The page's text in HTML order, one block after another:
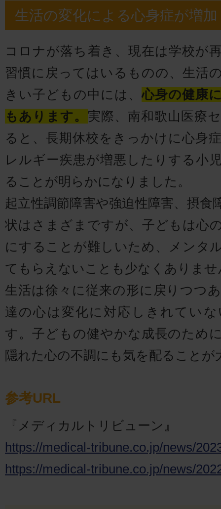
生活の変化による心身症が増加
コロナが落ち着き、現在は学校が
習慣に戻ってはいるものの、生活
きい子どもの中には、 心身の健康
もあります。 実際、南和歌山医療
ると、長期休校をきっかけに心身
レルギー疾患が増悪したりする小
ることが明らかになりました。
起立性調節障害や強迫性障害、摂食
状はさまざまですが、子どもは心
にすることが難しいため、メンタ
てもらえないことも少なくありませ
生活は徐々に従来の形に戻りつつ
達の心は変化に対応しきれてい
す。子どもの健やかな成長のため
隠れた心の不調にも気を配ることが
参考URL
『メディカルトリビューン』
https://medical-tribune.co.jp/news/
https://medical-tribune.co.jp/news/